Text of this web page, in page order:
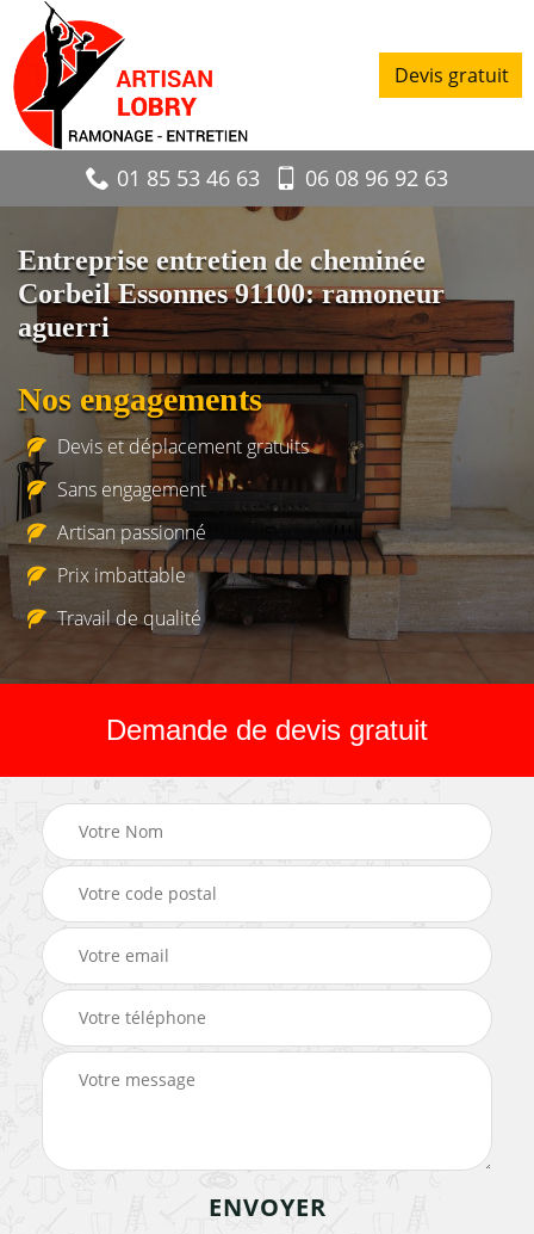
Devis gratuit
01 85 53 46 63 06 08 96 92 63
Entreprise entretien de cheminée
Corbeil Essonnes 91100: ramoneur
aguerri
Nos engagements
Devis et déplacement gratuits
Sans engagement
Artisan passionné
Prix imbattable
Travail de qualité
Demande de devis gratuit